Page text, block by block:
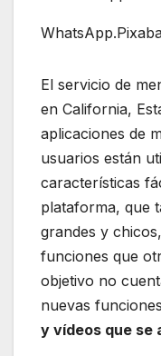
El servicio de
en California,
aplicaciones de
usuarios están
características
plataforma, que
grandes y
funciones que
objetivo no
nuevas
y vídeos que se